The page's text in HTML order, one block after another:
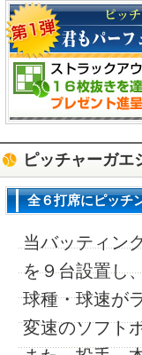
ピッチャーガエ
全６打席にピッチ
当バッティン
を９台設置し
球種・球速が
変速のソフト